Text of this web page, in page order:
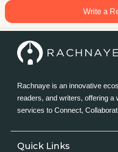
Write a
Rachnaye is an innovative
readers, and writers, offering a
services to Connect,
Quick Links